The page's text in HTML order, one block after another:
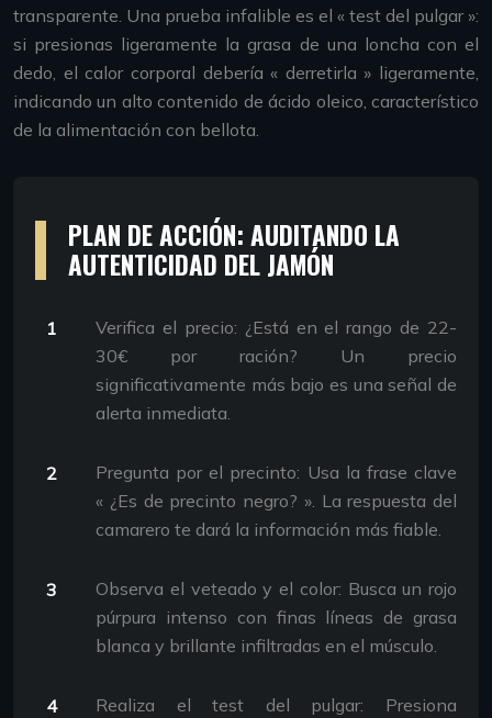
transparente. Una prueba infalible es el « test del pulgar »:
si presionas ligeramente la grasa de una loncha con el
dedo, el calor corporal debería « derretirla » ligeramente,
indicando un alto contenido de ácido oleico, característico
de la alimentación con bellota.
PLAN DE ACCIÓN: AUDITANDO LA
AUTENTICIDAD DEL JAMÓN
Verifica el precio: ¿Está en el rango de 22-
30€ por ración? Un precio
significativamente más bajo es una señal de
alerta inmediata.
Pregunta por el precinto: Usa la frase clave
« ¿Es de precinto negro? ». La respuesta del
camarero te dará la información más fiable.
Observa el veteado y el color: Busca un rojo
púrpura intenso con finas líneas de grasa
blanca y brillante infiltradas en el músculo.
Realiza el test del pulgar: Presiona